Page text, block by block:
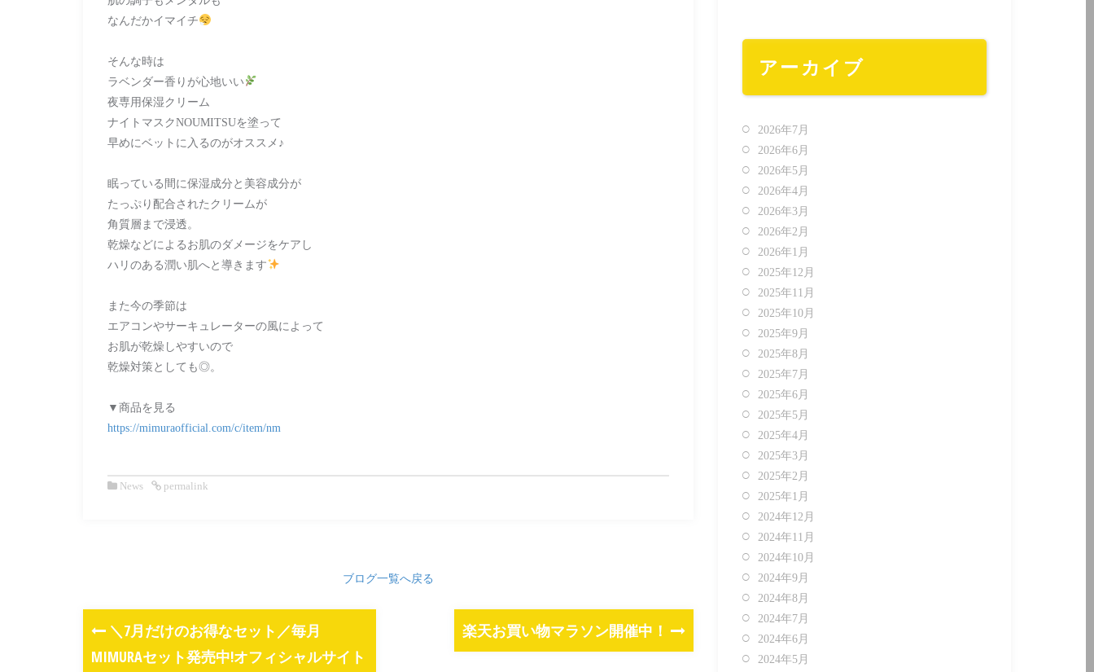
なんだかイマイチ
そんな時は
ラベンダー香りが心地いい
夜専用保湿クリーム
ナイトマスクNOUMITSUを塗って
早めにベットに入るのがオススメ♪
眠っている間に保湿成分と美容成分が
たっぷり配合されたクリームが
角質層まで浸透。
乾燥などによるお肌のダメージをケアし
ハリのある潤い肌へと導きます
また今の季節は
エアコンやサーキュレーターの風によって
お肌が乾燥しやすいので
乾燥対策としても◎。
▼商品を見る
https://mimuraofficial.com/c/item/nm
News permalink
ブログ一覧へ戻る
＼7月だけのお得なセット／毎月
MIMURAセット発売中!オフィシャルサイト
楽天お買い物マラソン開催中！
アーカイブ
2026年7月
2026年6月
2026年5月
2026年4月
2026年3月
2026年2月
2026年1月
2025年12月
2025年11月
2025年10月
2025年9月
2025年8月
2025年7月
2025年6月
2025年5月
2025年4月
2025年3月
2025年2月
2025年1月
2024年12月
2024年11月
2024年10月
2024年9月
2024年8月
2024年7月
2024年6月
2024年5月